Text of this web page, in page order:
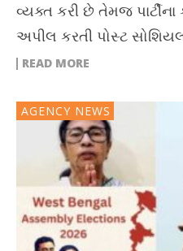
વ્યક્ત કરી છે તેમજ
અપીલ કરતી પોસ્ટ
READ MORE
AGENCY NEWS